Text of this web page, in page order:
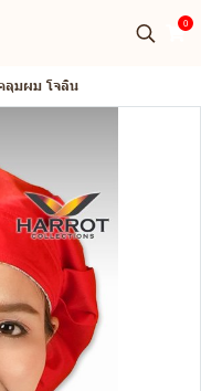
0
ลุมผม โจลิน